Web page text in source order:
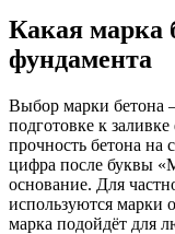
Какая марка
фундамента
Выбор марки бетона
подготовке к
прочность бетона на
цифра после буквы
основание. Для
используются марки
марка подойдёт для